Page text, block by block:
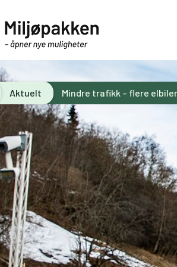
Aktuelt Mindre trafikk – flere elbiler